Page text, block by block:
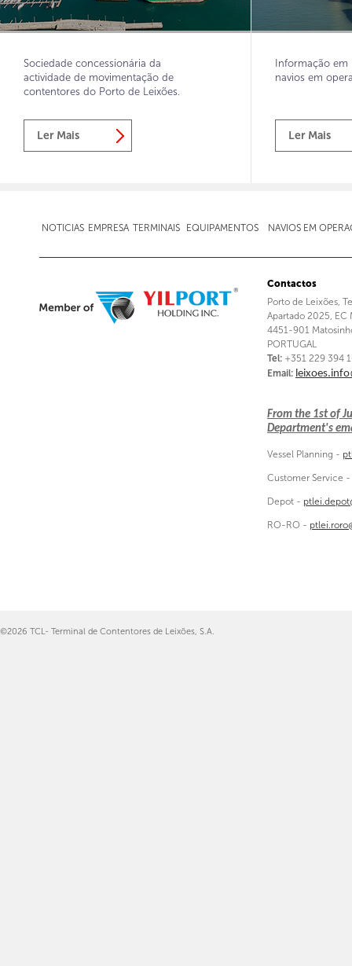
Sociedade concessionária da
actividade de movimentação de
contentores do Porto de Leixões.
Ler Mais
Informação
navios em
Ler Mais
NOTICIAS EMPRESA TERMINAIS EQUIPAMENTOS NAVIOS EM
Contactos
Porto de Leixões,
Apartado 2025, EC
4451-901
PORTUGAL
Tel: +351 229 394
Email:
From the 1st of
Department's
Vessel Planning -
Customer Service -
Depot -
RO-RO -
©2026 TCL- Terminal de Contentores de Leixões, S.A.